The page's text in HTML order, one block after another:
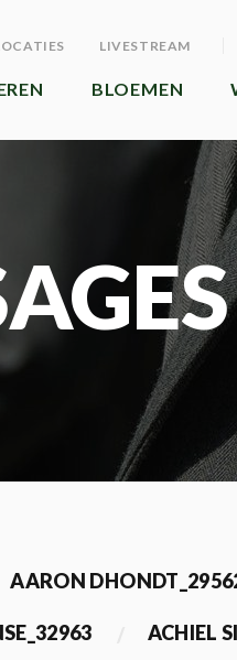
LIVESTREAM
BLOEMEN
AARON
ACHIEL